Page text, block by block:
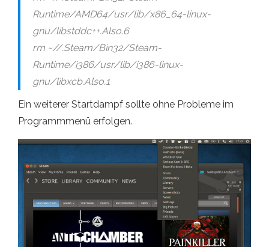
Runtime/AMD64/usr/lib/x86_64-linux-
gnu/libstddc++.Also.6
rm ~//.Steam/Bin32/Steam-
Runtime/i386/usr/lib/i386-linux-
gnu/libxcb.Also.1
Ein weiterer Startdampf sollte ohne Probleme im
Programmmenü erfolgen.